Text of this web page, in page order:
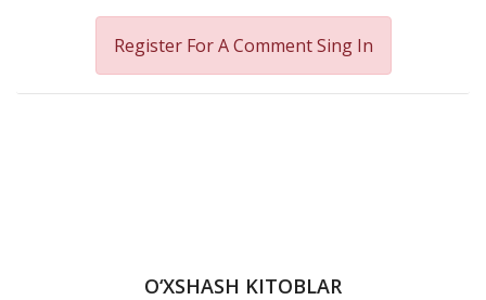
Register For A CommentSing In
O‘XSHASH KITOBLAR